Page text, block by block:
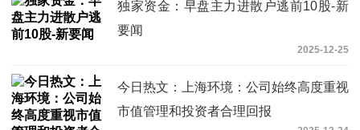
独家资金：早盘主力进散户逃前10股-新
要闻
2025-12-25
今日热文：上海环境：公司始终高度重视
市值管理和投资者合理回报